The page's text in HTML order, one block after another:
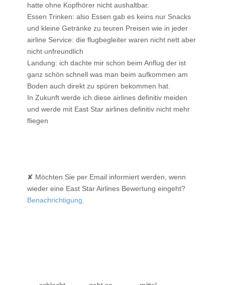
hatte ohne Kopfhörer nicht aushaltbar.
Essen Trinken: also Essen gab es keins nur Snacks
und kleine Getränke zu teuren Preisen wie in jeder
airline Service: die flugbegleiter waren nicht nett aber
nicht unfreundlich
Landung: ich dachte mir schon beim Anflug der ist
ganz schön schnell was man beim aufkommen am
Boden auch direkt zu spüren bekommen hat.
In Zukunft werde ich diese airlines definitiv meiden
und werde mit East Star airlines definitiv nicht mehr
fliegen
✘ Möchten Sie per Email informiert werden, wenn
wieder eine East Star Airlines Bewertung eingeht?
Benachrichtigung